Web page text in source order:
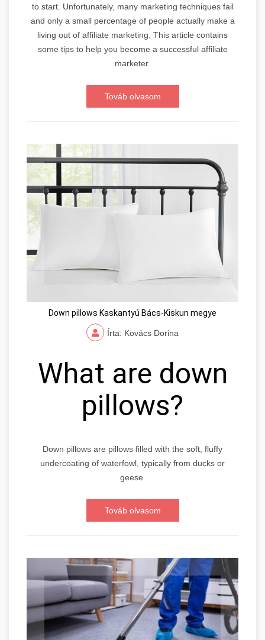
to start. Unfortunately, many marketing techniques fail
and only a small percentage of people actually make a
living out of affiliate marketing. This article contains
some tips to help you become a successful affiliate
marketer.
Továb olvasom
Down pillows Kaskantyú Bács-Kiskun megye
Írta: Kovács Dorina
What are down
pillows?
Down pillows are pillows filled with the soft, fluffy
undercoating of waterfowl, typically from ducks or
geese.
Továb olvasom